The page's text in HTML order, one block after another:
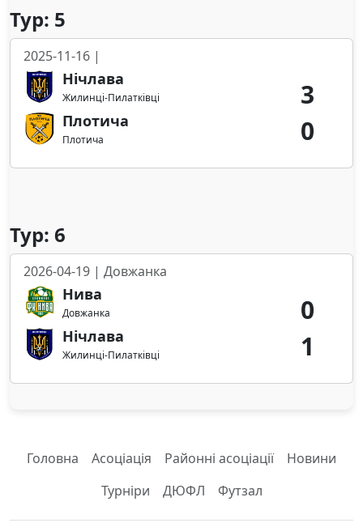
Тур: 5
2025-11-16 |
Нічлава
Жилинці-Пилатківці
Плотича
Плотича
3
0
Тур: 6
2026-04-19 | Довжанка
Нива
Довжанка
Нічлава
Жилинці-Пилатківці
0
1
Головна Асоціація Районні асоціації
Новини
Турніри
ДЮФЛ Футзал